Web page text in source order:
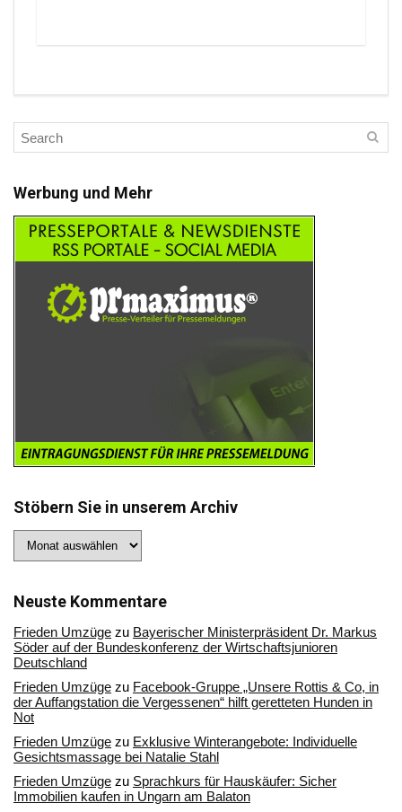
Werbung und Mehr
Stöbern Sie in unserem Archiv
Sie
Archiv
Neuste Kommentare
Frieden Umzüge zu Bayerischer Ministerpräsident Dr. Markus
Söder auf der Bundeskonferenz der Wirtschaftsjunioren
Deutschland
Frieden Umzüge zu Facebook-Gruppe „Unsere Rottis & Co, in
der Auffangstation die Vergessenen“ hilft geretteten Hunden in
Not
Frieden Umzüge zu Exklusive Winterangebote: Individuelle
Gesichtsmassage bei Natalie Stahl
Frieden Umzüge zu Sprachkurs für Hauskäufer: Sicher
Immobilien kaufen in Ungarn am Balaton